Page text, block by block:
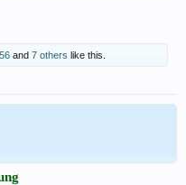
and 7 others like this.